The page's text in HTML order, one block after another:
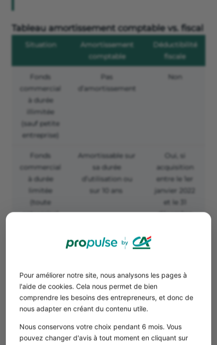
Pour améliorer notre site, nous analysons les pages à
l'aide de cookies. Cela nous permet de bien
comprendre les besoins des entrepreneurs, et donc de
nous adapter en créant du contenu utile.
Nous conservons votre choix pendant 6 mois. Vous
pouvez changer d'avis à tout moment en cliquant sur
Tableau amortissement comptable vs. fiscal
Situation
Amortissement
comptable
Déductibilité
fiscale
Fonds
commercial
à durée
illimitée
(sauf petite
entreprise)
Pas
d’amortissement
Non
Fonds
commercial
à durée
limitée
(toute
entreprise)
Amortissable sur
sa durée
d’utilisation ou
sur 10 ans
Oui, si
acquisition
entre le 1er
janvier 2022
et le 31
décembre
entreprise)
Amortissable sur
janvier 2022